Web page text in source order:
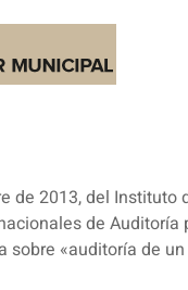
de 2013, del
de
«auditoría de